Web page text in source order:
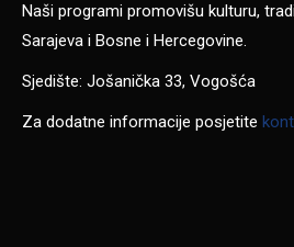
Naši programi promovišu kulturu,
Sarajeva i Bosne i Hercegovine.
Sjedište: Jošanička 33, Vogošća
Za dodatne informacije posjetite